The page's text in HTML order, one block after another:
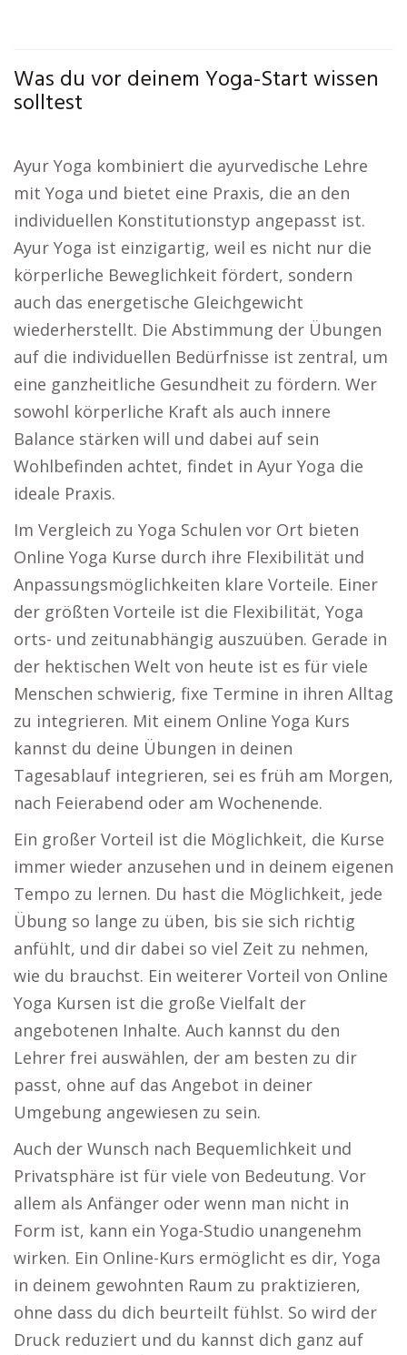
Was du vor deinem Yoga-Start wissen
solltest
Ayur Yoga kombiniert die ayurvedische Lehre
mit Yoga und bietet eine Praxis, die an den
individuellen Konstitutionstyp angepasst ist.
Ayur Yoga ist einzigartig, weil es nicht nur die
körperliche Beweglichkeit fördert, sondern
auch das energetische Gleichgewicht
wiederherstellt. Die Abstimmung der Übungen
auf die individuellen Bedürfnisse ist zentral, um
eine ganzheitliche Gesundheit zu fördern. Wer
sowohl körperliche Kraft als auch innere
Balance stärken will und dabei auf sein
Wohlbefinden achtet, findet in Ayur Yoga die
ideale Praxis.
Im Vergleich zu Yoga Schulen vor Ort bieten
Online Yoga Kurse durch ihre Flexibilität und
Anpassungsmöglichkeiten klare Vorteile. Einer
der größten Vorteile ist die Flexibilität, Yoga
orts- und zeitunabhängig auszuüben. Gerade in
der hektischen Welt von heute ist es für viele
Menschen schwierig, fixe Termine in ihren Alltag
zu integrieren. Mit einem Online Yoga Kurs
kannst du deine Übungen in deinen
Tagesablauf integrieren, sei es früh am Morgen,
nach Feierabend oder am Wochenende.
Ein großer Vorteil ist die Möglichkeit, die Kurse
immer wieder anzusehen und in deinem eigenen
Tempo zu lernen. Du hast die Möglichkeit, jede
Übung so lange zu üben, bis sie sich richtig
anfühlt, und dir dabei so viel Zeit zu nehmen,
wie du brauchst. Ein weiterer Vorteil von Online
Yoga Kursen ist die große Vielfalt der
angebotenen Inhalte. Auch kannst du den
Lehrer frei auswählen, der am besten zu dir
passt, ohne auf das Angebot in deiner
Umgebung angewiesen zu sein.
Auch der Wunsch nach Bequemlichkeit und
Privatsphäre ist für viele von Bedeutung. Vor
allem als Anfänger oder wenn man nicht in
Form ist, kann ein Yoga-Studio unangenehm
wirken. Ein Online-Kurs ermöglicht es dir, Yoga
in deinem gewohnten Raum zu praktizieren,
ohne dass du dich beurteilt fühlst. So wird der
Druck reduziert und du kannst dich ganz auf